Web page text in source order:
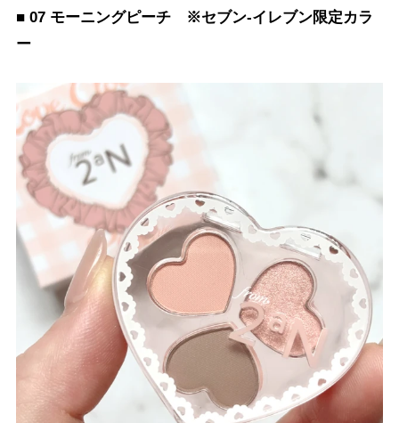
■ 07 モーニングピーチ ※セブン-イレブン限定カラ
ー